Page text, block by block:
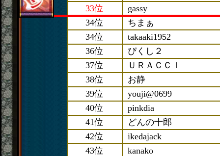
33位
gassy
34位
ちまぁ
34位
takaaki1952
36位
ぴくし２
37位
ＵＲＡＣＣＩ
38位
お静
39位
youji@0699
40位
pinkdia
41位
どんの十郎
42位
ikedajack
43位
kanako